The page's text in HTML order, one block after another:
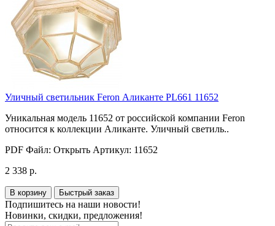
Уличный светильник Feron Аликанте PL661 11652
Уникальная модель 11652 от российской компании Feron
относится к коллекции Аликанте. Уличный светиль..
PDF Файл: Открыть Артикул: 11652
2 338 р.
В корзину Быстрый заказ
Подпишитесь на наши новости!
Новинки, скидки, предложения!